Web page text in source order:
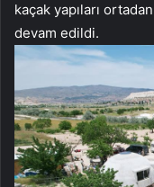
kaçak yapıları
devam edildi.